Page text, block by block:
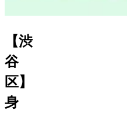
【渋
谷
区】
身